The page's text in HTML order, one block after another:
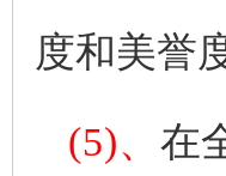
度和美誉
(5)、 在